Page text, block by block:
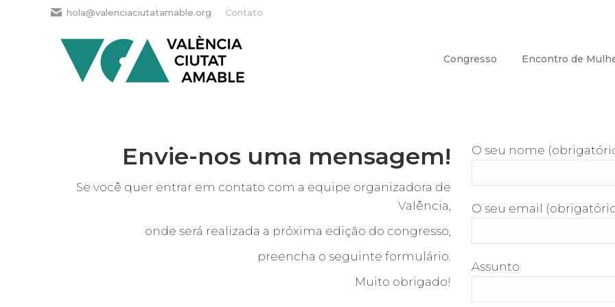
hola@valenciaciutatamable.org Contato
Congresso Encontro de
Envie-nos uma mensagem!
Se você quer entrar em contato com a equipe organizadora de
Valência,
onde será realizada a próxima edição do congresso,
preencha o seguinte formulário.
Muito obrigado!
O seu nome
O seu email
Assunto